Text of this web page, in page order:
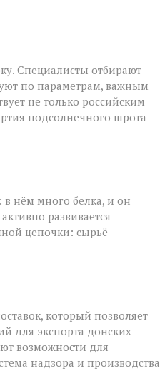
Специалисты отбирают
по параметрам, важным
не только российским
подсолнечного шрота
нём много белка, и он
развивается
цепочки: сырьё
который позволяет
для экспорта донских
возможности для
надзора и производства